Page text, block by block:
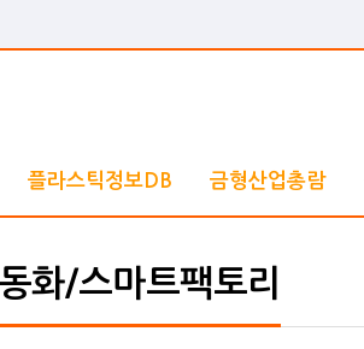
플라스틱정보DB 금형산업총람
화/스마트팩토리